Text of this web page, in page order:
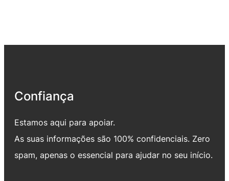
Confiança
Estamos aqui para apoiar.
As suas informações são 100% confidenciais. Zero
spam, apenas o essencial para ajudar no seu início.